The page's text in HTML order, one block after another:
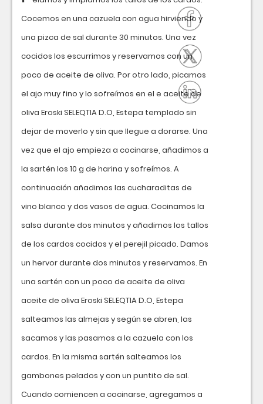
Cocemos en una cazuela con agua hirviendo y
una pizca de sal durante 30 minutos. Una vez
cocidos los escurrimos y reservamos con un
poco de aceite de oliva. Por otro lado, picamos
el ajo muy fino y lo sofreímos en el e aceite de
oliva Eroski SELEQTIA D.O, Estepa templado sin
dejar de moverlo y sin que llegue a dorarse. Una
vez que el ajo empieza a cocinarse, añadimos a
la sartén los 10 g de harina y sofreímos. A
continuación añadimos las cucharaditas de
vino blanco y dos vasos de agua. Cocinamos la
salsa durante dos minutos y añadimos los tallos
de los cardos cocidos y el perejil picado. Damos
un hervor durante dos minutos y reservamos. En
una sartén con un poco de aceite de oliva
aceite de oliva Eroski SELEQTIA D.O, Estepa
salteamos las almejas y según se abren, las
sacamos y las pasamos a la cazuela con los
cardos. En la misma sartén salteamos los
gambones pelados y con un puntito de sal.
Cuando comiencen a cocinarse, agregamos a